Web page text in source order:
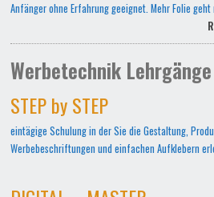
Anfänger ohne Erfahrung geeignet. Mehr Folie
Werbetechnik Lehrgänge
STEP by STEP
eintägige Schulung in der Sie die Gestaltung,
Werbebeschriftungen und einfachen Aufklebern